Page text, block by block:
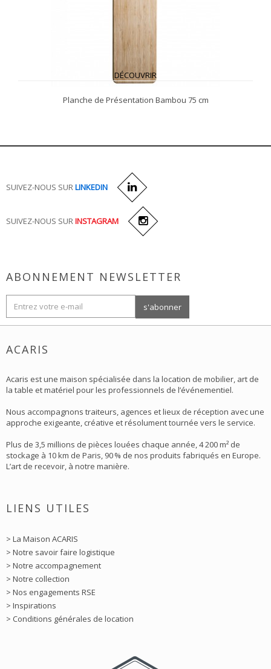
DÉCOUVRIR
Planche de Présentation Bambou 75 cm
SUIVEZ-NOUS SURLINKEDIN
SUIVEZ-NOUS SUR INSTAGRAM
ABONNEMENT NEWSLETTER
ACARIS
Acaris est une maison spécialisée dans la location de mobilier, art de
la table et matériel pour les professionnels de l’événementiel.
Nous accompagnons traiteurs, agences et lieux de réception avec une
approche exigeante, créative et résolument tournée vers le service.
Plus de 3,5 millions de pièces louées chaque année, 4 200 m² de
stockage à 10 km de Paris, 90 % de nos produits fabriqués en Europe.
L’art de recevoir, à notre manière.
LIENS UTILES
> La Maison ACARIS
> Notre savoir faire logistique
> Notre accompagnement
> Notre collection
> Nos engagements RSE
> Inspirations
> Conditions générales de location